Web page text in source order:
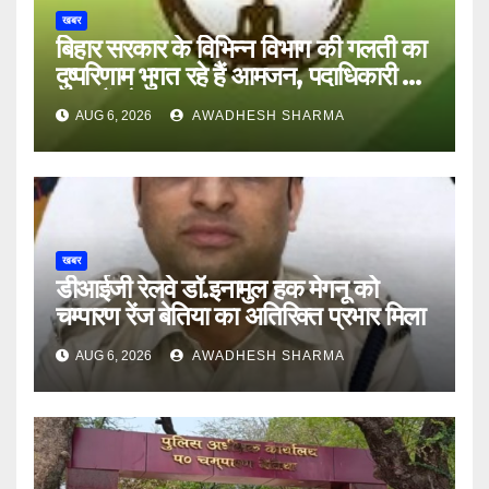
खबर
बिहार सरकार के विभिन्न विभाग की गलती का
दुष्परिणाम भुगत रहे हैं आमजन, पदाधिकारी और
अन्य हैं मौन
AUG 6, 2026 AWADHESH SHARMA
खबर
डीआईजी रेलवे डॉ.इनामुल हक मेगनू को
चम्पारण रेंज बेतिया का अतिरिक्त प्रभार मिला
AUG 6, 2026 AWADHESH SHARMA